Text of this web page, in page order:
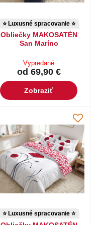
⭐ Luxusné spracovanie ⭐
Obliečky MAKOSATÉN
San Maríno
Vypredané
od 69,90 €
Zobraziť
⭐ Luxusné spracovanie ⭐